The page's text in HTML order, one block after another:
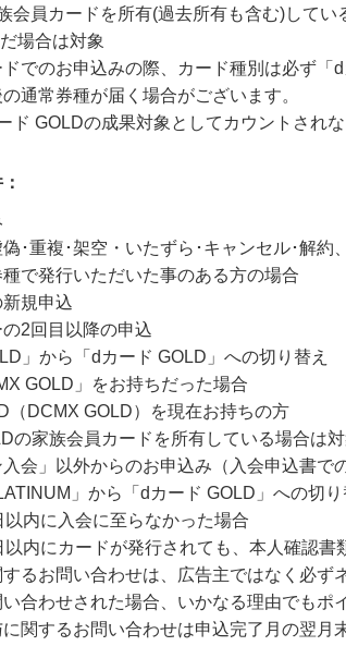
会員カードを所有(過去所有も含む)して
場合は対象
でのお申込みの際、カード種別は必ず「
通常券種が届く場合がございます。
ド GOLDの成果対象としてカウントされ
･重複･架空・いたずら･キャンセル･解
で発行いただいた事のある方の場合
規申込
2回目以降の申込
」から「dカード GOLD」への切り替え
GOLD」をお持ちだった場合
（DCMX GOLD）を現在お持ちの方
の家族会員カードを所有している場合は
会」以外からのお申込み（入会申込書で
」から「dカード GOLD」への切
内に入会に至らなかった場合
内にカードが発行されても、本人確認書
るお問い合わせは、広告主ではなく必ず
合わせされた場合、いかなる理由でもポ
関するお問い合わせは申込完了月の翌月